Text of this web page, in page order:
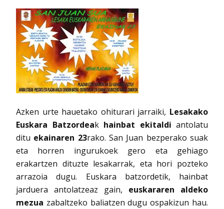
Azken urte hauetako ohiturari jarraiki, Lesakako
Euskara Batzordeak hainbat ekitaldi antolatu
ditu ekainaren 23rako. San Juan bezperako suak
eta horren ingurukoek gero eta gehiago
erakartzen dituzte lesakarrak, eta hori pozteko
arrazoia dugu. Euskara batzordetik, hainbat
jarduera antolatzeaz gain, euskararen aldeko
mezua zabaltzeko baliatzen dugu ospakizun hau.